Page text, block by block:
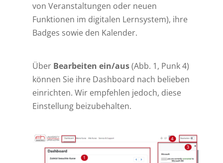
von Veranstaltungen oder neuen
Funktionen im digitalen Lernsystem), ihre
Badges sowie den Kalender.
Über Bearbeiten ein/aus(Abb. 1, Punk 4)
können Sie ihre Dashboard nach belieben
einrichten. Wir empfehlen jedoch, diese
Einstellung beizubehalten.